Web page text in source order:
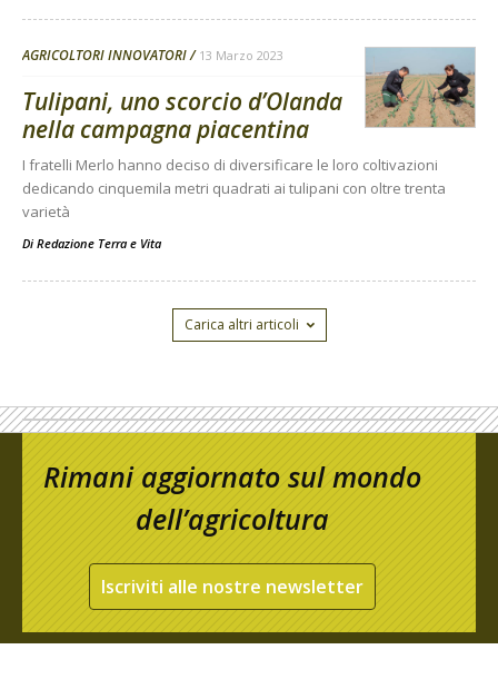
AGRICOLTORI INNOVATORI 13 Marzo 2023
Tulipani, uno scorcio d’Olanda
nella campagna piacentina
I fratelli Merlo hanno deciso di diversificare le loro coltivazioni
dedicando cinquemila metri quadrati ai tulipani con oltre trenta
varietà
Di Redazione Terra e Vita
Carica altri articoli
Rimani aggiornato sul mondo
dell’agricoltura
Iscriviti alle nostre newsletter